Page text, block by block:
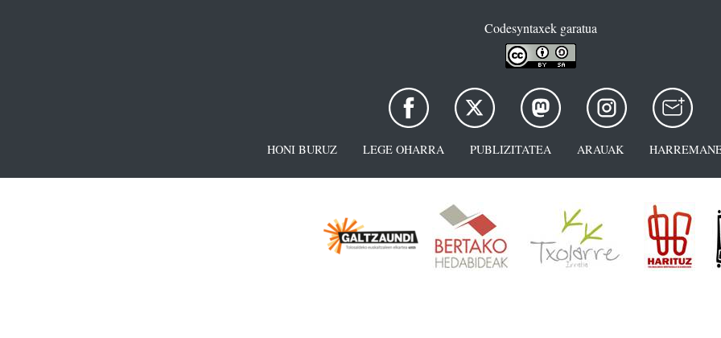
Codesyntaxek garatua
HONI BURUZ LEGE OHARRA PUBLIZITATEA ARAUAK